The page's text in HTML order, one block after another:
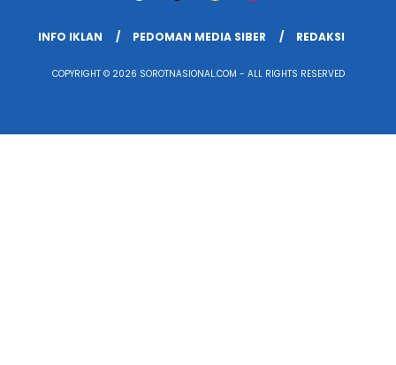
INFO IKLAN PEDOMAN MEDIA SIBER REDAKSI
COPYRIGHT © 2026 SOROTNASIONAL.COM - ALL RIGHTS RESERVED